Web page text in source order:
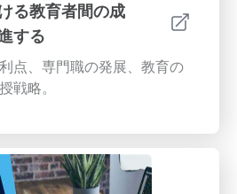
る教育者間の成
する
点、専門職の発展、教育の
戦略。